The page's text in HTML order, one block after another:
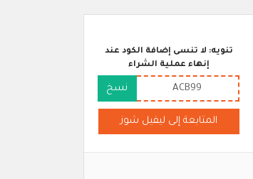
تنويه: لا تنسى إضافة الكود عند
إنهاء عملية الشراء
ACB99 نسخ
المتابعة إلى ليفيل شوز